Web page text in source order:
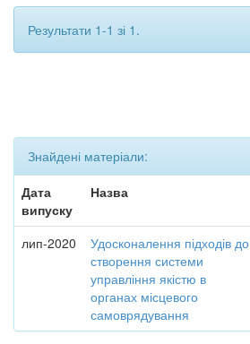
Результати 1-1 зі 1.
Знайдені матеріали:
Дата
випуску
Назва
лип-2020
Удосконалення підходів до
створення системи
управління якістю в
органах місцевого
самоврядування